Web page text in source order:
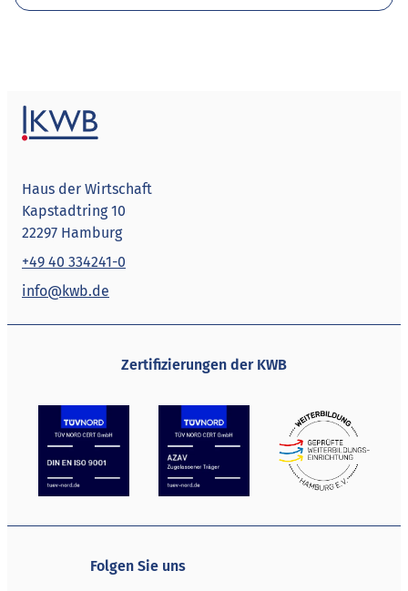
Haus der Wirtschaft
Kapstadtring 10
22297 Hamburg
+49 40 334241-0
info@kwb.de
Zertifizierungen der KWB
Folgen Sie uns